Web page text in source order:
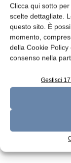
Clicca qui sotto
scelte dettagliate.
questo sito. È
momento,
della Cookie
consenso nella
Gestisci
Edicola Web